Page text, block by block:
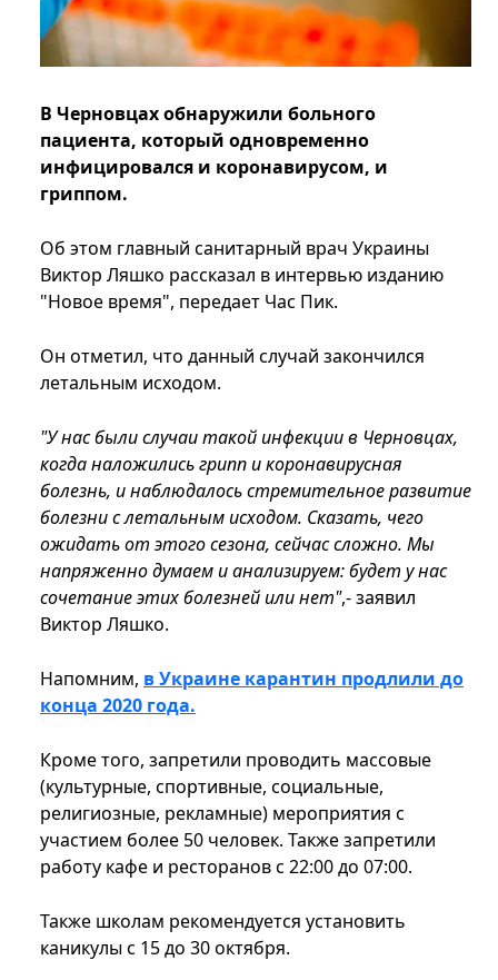
В Черновцах обнаружили больного
пациента, который одновременно
инфицировался и коронавирусом, и
гриппом.
Об этом главный санитарный врач Украины
Виктор Ляшко рассказал в интервью изданию
"Новое время", передает Час Пик.
Он отметил, что данный случай закончился
летальным исходом.
"У нас были случаи такой инфекции в Черновцах,
когда наложились грипп и коронавирусная
болезнь, и наблюдалось стремительное развитие
болезни с летальным исходом. Сказать, чего
ожидать от этого сезона, сейчас сложно. Мы
напряженно думаем и анализируем: будет у нас
сочетание этих болезней или нет",- заявил
Виктор Ляшко.
Напомним, в Украине карантин продлили до
конца 2020 года.
Кроме того, запретили проводить массовые
(культурные, спортивные, социальные,
религиозные, рекламные) мероприятия с
участием более 50 человек. Также запретили
работу кафе и ресторанов с 22:00 до 07:00.
Также школам рекомендуется установить
каникулы с 15 до 30 октября.